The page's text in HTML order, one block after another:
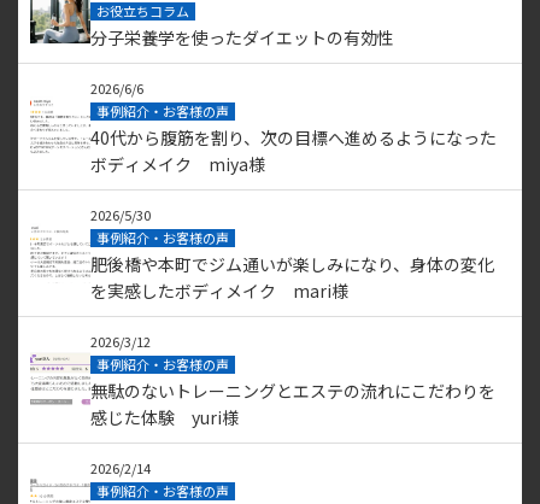
お役立ちコラム
分子栄養学を使ったダイエットの有効性
2026/6/6
事例紹介・お客様の声
40代から腹筋を割り、次の目標へ進めるようになった
ボディメイク miya様
2026/5/30
事例紹介・お客様の声
肥後橋や本町でジム通いが楽しみになり、身体の変化
を実感したボディメイク mari様
2026/3/12
事例紹介・お客様の声
無駄のないトレーニングとエステの流れにこだわりを
感じた体験 yuri様
2026/2/14
事例紹介・お客様の声